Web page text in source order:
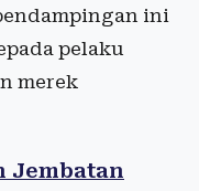
ini
pelaku
merek
Jembatan